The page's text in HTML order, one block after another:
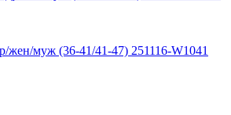
жен/муж (36-41/41-47) 251116-W1041